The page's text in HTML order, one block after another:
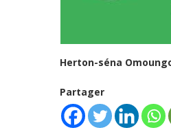
Herton-séna
Partager